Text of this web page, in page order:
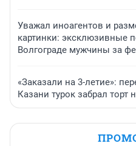
Уважал иноагентов и
картинки: эксклюзивные
Волгограде мужчины за
«Заказали на 3-летие»:
Казани турок забрал